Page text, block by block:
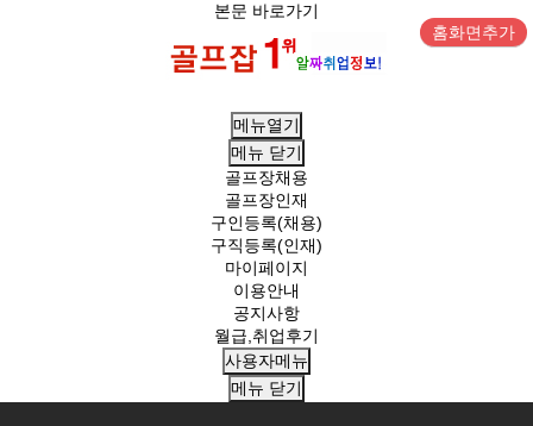
본문 바로가기
홈화면추가
메뉴열기
메뉴 닫기
골프장채용
골프장인재
구인등록(채용)
구직등록(인재)
마이페이지
이용안내
공지사항
월급,취업후기
사용자메뉴
메뉴 닫기